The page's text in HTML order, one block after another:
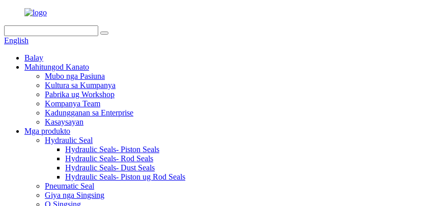
English
Balay
Mahitungod Kanato
Mubo nga Pasiuna
Kultura sa Kumpanya
Pabrika ug Workshop
Kompanya Team
Kadungganan sa Enterprise
Kasaysayan
Mga produkto
Hydraulic Seal
Hydraulic Seals- Piston Seals
Hydraulic Seals- Rod Seals
Hydraulic Seals- Dust Seals
Hydraulic Seals- Piston ug Rod Seals
Pneumatic Seal
Giya nga Singsing
O Singsing